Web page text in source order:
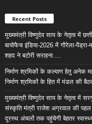
Recent Posts
मुख्यमंत्री विष्णुदेव साय के नेतृत्व में
बायोफैच इंडिया-2026 में गौरेला-
शहद ने बटोरी सराहना….
निर्माण श्रमिकों के कल्याण हेतु अनेक
निर्माण श्रमिकों के हित में मंडल की
मुख्यमंत्री विष्णुदेव साय के नेतृत्व में
संस्कृति मंत्री राजेश अग्रवाल की
दूरस्थ अंचलों तक पहुंचेगी बेहतर